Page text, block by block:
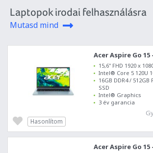
Laptopok irodai felhasználásra
Mutasd mind
Acer Aspire Go 15
15,6" FHD 1920 x
Intel® Core 5 120U
16GB DDR4 / 512GB
SSD
Intel® Graphics
3 év garancia
Hasonlítom
Acer Aspire Go 15